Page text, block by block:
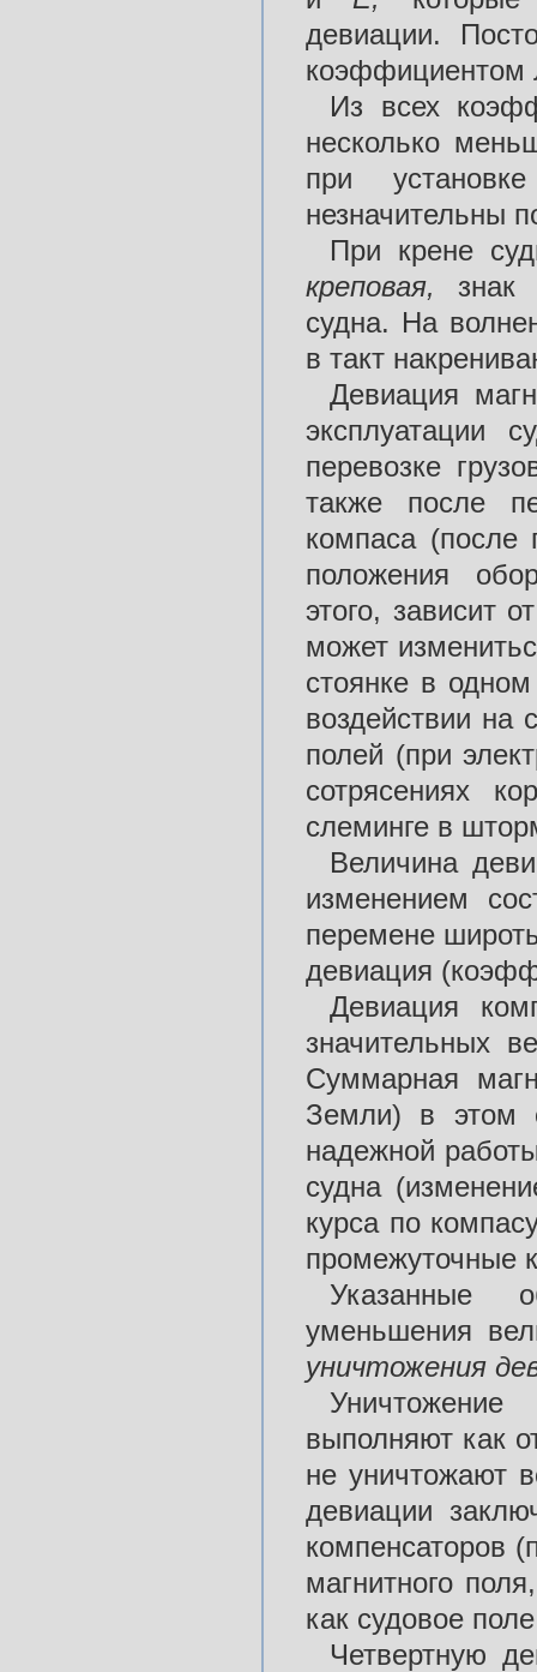
девиации.
коэффициентом
Из всех
несколько
при
незначительны
При крене
креповая, знак
судна. На
в такт
Девиация
эксплуатации
перевозке
также после
компаса (после
положения
этого, зависит
может
стоянке в
воздействии на
полей (при
сотрясениях
слеминге в
Величина
изменением
перемене
девиация
Девиация
значительных
Суммарная
Земли) в этом
надежной
судна
курса по
промежуточные
Указанные
уменьшения
уничтожения
выполняют как
не уничтожают
девиации
компенсаторов
магнитного
как судовое
Четвертную